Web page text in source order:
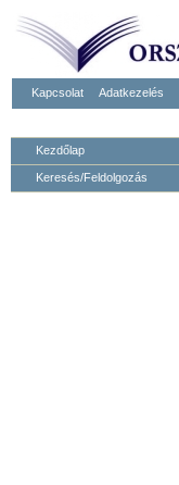
Kapcsolat Adatkezelés
Kezdőlap
Keresés/Feldolgozás